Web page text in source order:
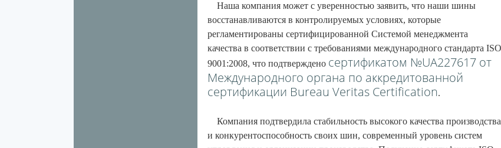
Наша компания может с уверенностью заявить, что наши шины
восстанавливаются в контролируемых условиях, которые
регламентированы сертифицированной Системой менеджмента
качества в соответствии с требованиями международного стандарта ISO
9001:2008, что подтверждено сертификатом №UA227617 от
Международного органа по аккредитованной
сертификации Bureau Veritas Certification.
Компания подтвердила стабильность высокого качества производства
и конкурентоспособность своих шин, современный уровень систем